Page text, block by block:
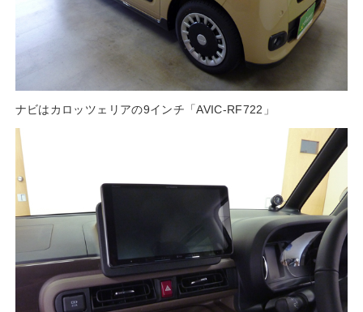
ナビはカロッツェリアの9インチ「AVIC-RF722」